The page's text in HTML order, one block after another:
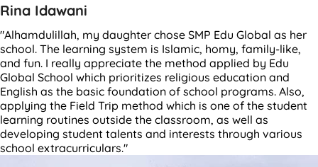
Rina Idawani
"Alhamdulillah, my daughter chose SMP Edu Global as her
school. The learning system is Islamic, homy, family-like,
and fun. I really appreciate the method applied by Edu
Global School which prioritizes religious education and
English as the basic foundation of school programs. Also,
applying the Field Trip method which is one of the student
learning routines outside the classroom, as well as
developing student talents and interests through various
school extracurriculars."